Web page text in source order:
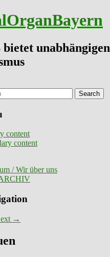
bietet unabhängigen
content
content
/ Wir über uns
→